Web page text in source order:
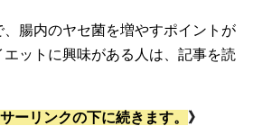
腸内のヤセ菌を増やすポイントが
ットに興味がある人は、記事を読
ーリンクの下に続きます。 》